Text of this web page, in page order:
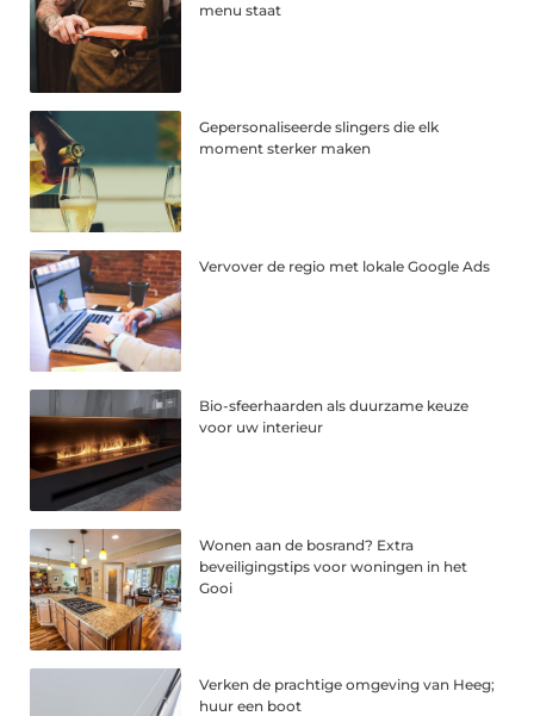
menu staat
Gepersonaliseerde slingers die elk
moment sterker maken
Vervover de regio met lokale Google Ads
Bio-sfeerhaarden als duurzame keuze
voor uw interieur
Wonen aan de bosrand? Extra
beveiligingstips voor woningen in het
Gooi
Verken de prachtige omgeving van Heeg;
huur een boot